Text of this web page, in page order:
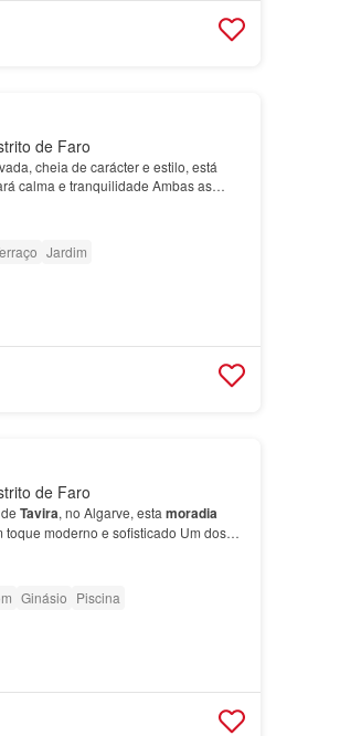
de Faro
cheia de carácter e estilo, está
calma e tranquilidade Ambas as
rode…
Jardim
de Faro
Tavira, no Algarve, esta moradia
moderno e sofisticado Um dos
Ginásio Piscina